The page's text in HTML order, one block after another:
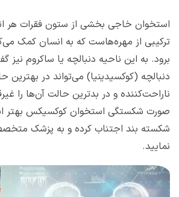
استخوان خاجی بخشی از ستون فقرات هر
ترکیبی از مهره‌هاست که به انسان کمک
برود. به این ناحیه دنبالچه یا ساکروم نیز
دنبالچه (کوکسیدینیا) می‌تواند در بهترین
ناراحت‌کننده و در بدترین حالت آن‌ها را
صورت شکستگی استخوان کوکسیکس بهتر
شکسته بند اجتناب کرده و به پزشک
نمایید.